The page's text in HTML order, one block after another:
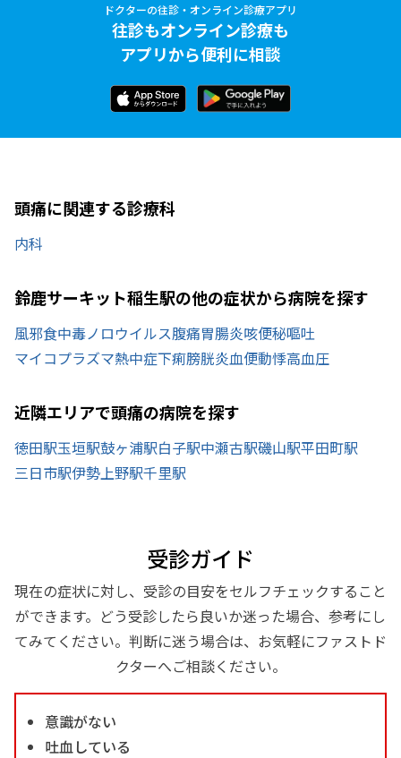
ドクターの往診・オンライン診療アプリ
往診もオンライン診療も
アプリから便利に相談
頭痛に関連する診療科
内科
鈴鹿サーキット稲生駅の他の症状から病院を探す
風邪食中毒ノロウイルス腹痛胃腸炎咳便秘嘔吐
マイコプラズマ熱中症下痢膀胱炎血便動悸高血圧
近隣エリアで頭痛の病院を探す
徳田駅玉垣駅鼓ヶ浦駅白子駅中瀬古駅磯山駅平田町駅
三日市駅伊勢上野駅千里駅
受診ガイド
現在の症状に対し、受診の目安をセルフチェックすること
ができます。どう受診したら良いか迷った場合、参考にし
てみてください。判断に迷う場合は、お気軽にファストド
クターへご相談ください。
意識がない
吐血している